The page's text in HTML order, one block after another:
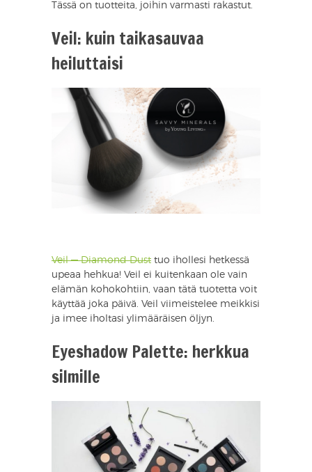
Tässä on tuotteita, joihin varmasti rakastut.
Veil: kuin taikasauvaa
heiluttaisi
Veil — Diamond Dust tuo ihollesi hetkessä
upeaa hehkua! Veil ei kuitenkaan ole vain
elämän kohokohtiin, vaan tätä tuotetta voit
käyttää joka päivä. Veil viimeistelee meikkisi
ja imee iholtasi ylimääräisen öljyn.
Eyeshadow Palette: herkkua
silmille